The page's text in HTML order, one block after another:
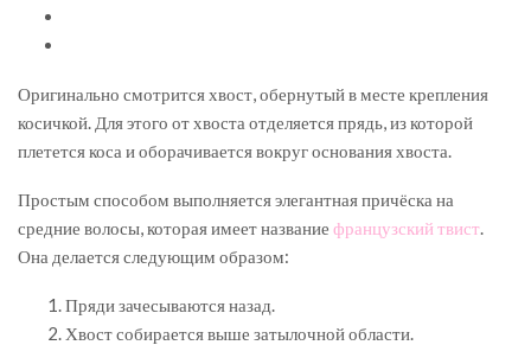
Оригинально смотрится хвост, обернутый в месте крепления
косичкой. Для этого от хвоста отделяется прядь, из которой
плетется коса и оборачивается вокруг основания хвоста.
Простым способом выполняется элегантная причёска на
средние волосы, которая имеет название французский твист.
Она делается следующим образом:
Пряди зачесываются назад.
Хвост собирается выше затылочной области.